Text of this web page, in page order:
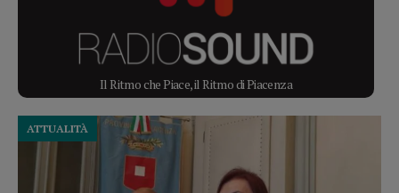
Il Ritmo che Piace, il Ritmo di Piacenza
ATTUALITÀ